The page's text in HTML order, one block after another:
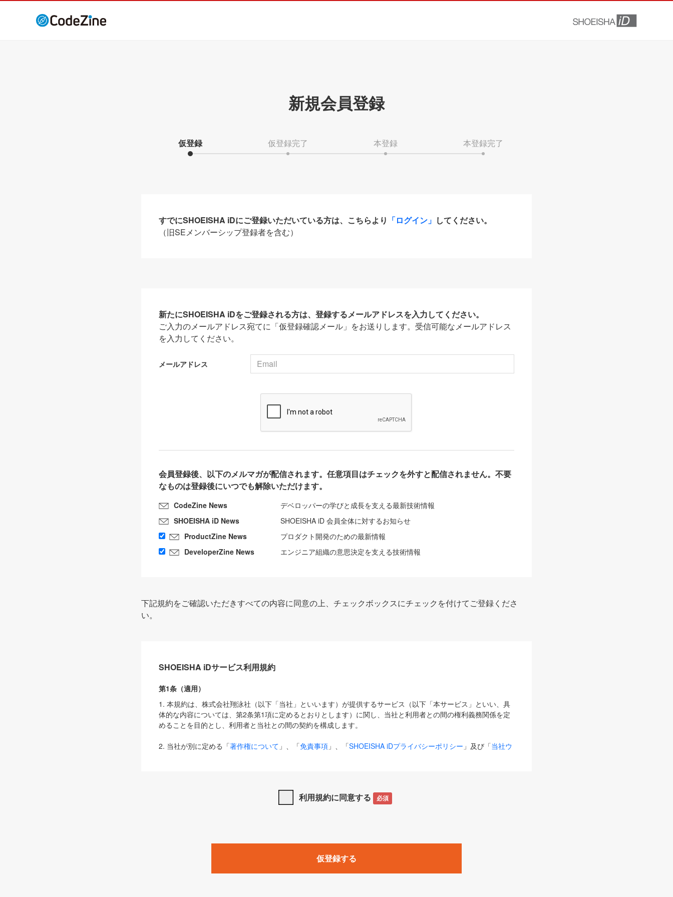
新規会員登録
仮登録 仮登録完了 本登録 本登録完了
すでにSHOEISHA iDにご登録いただいている方は、こちらより 「ログイン」 してください。
（旧SEメンバーシップ登録者を含む）
新たにSHOEISHA iDをご登録される方は、登録するメールアドレスを入力してください。
ご入力のメールアドレス宛てに「仮登録確認メール」をお送りします。受信可能なメールアドレス
を入力してください。
メールアドレス
会員登録後、以下のメルマガが配信されます。任意項目はチェックを外すと配信されません。不要
なものは登録後にいつでも解除いただけます。
CodeZine News
デベロッパーの学びと成長を支える最新技術情報
SHOEISHA iD News
SHOEISHA iD 会員全体に対するお知らせ
ProductZine News
プロダクト開発のための最新情報
DeveloperZine News
エンジニア組織の意思決定を支える技術情報
下記規約をご確認いただきすべての内容に同意の上、チェックボックスにチェックを付けてご登録くださ
い。
SHOEISHA iDサービス利用規約
第1条（適用）
1. 本規約は、株式会社翔泳社（以下「当社」といいます）が提供するサービス（以下「本サービス」といい、具
体的な内容については、第2条第1項に定めるとおりとします）に関し、当社と利用者との間の権利義務関係を定
めることを目的とし、利用者と当社との間の契約を構成します。
2. 当社が別に定める「著作権について 」、「免責事項 」、「SHOEISHA iDプライバシーポリシー 」及び「当社ウ
は、本規約の規定が優先して適用されるものとします。
1. 「本サービス」とは、当社が提供する以下のサービス（名称や内容が変更された場合、変更後のサービスを含
みます）及びこれらサービスに関連して当社が実施するイベントやキャンペーンをいいます。
「SEBook」「SEShop」「CodeZine」「MarkeZine」「EnterpriseZine」「ECzine」「Biz/Zine」「HRzine」
利用規約に同意する 必須
仮登録する